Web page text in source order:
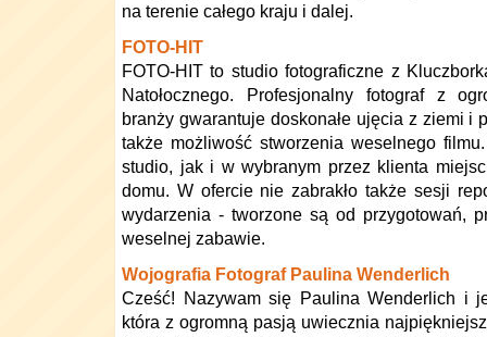
na terenie całego kraju i dalej.
FOTO-HIT
FOTO-HIT to studio fotograficzne z
Natołocznego. Profesjonalny fotograf z
branży gwarantuje doskonałe ujęcia z ziemi i
także możliwość stworzenia weselnego
studio, jak i w wybranym przez klienta
domu. W ofercie nie zabrakło także sesji
wydarzenia - tworzone są od przygotowań,
weselnej zabawie.
Wojografia Fotograf Paulina Wenderlich
Cześć! Nazywam się Paulina Wenderlich i
która z ogromną pasją uwiecznia